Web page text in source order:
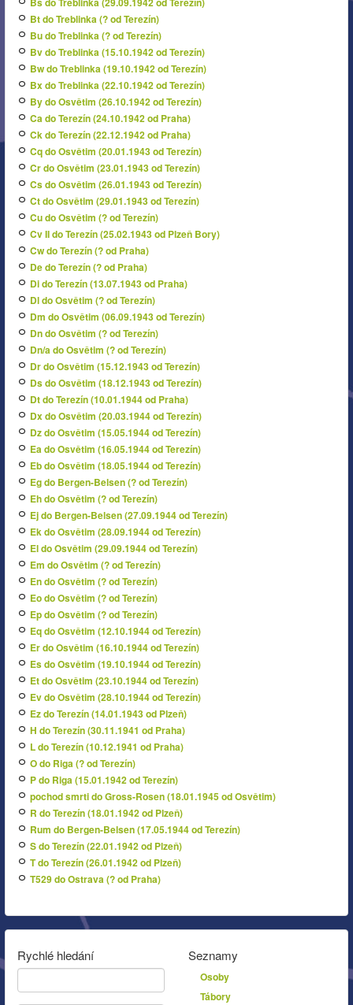
Bt do Treblinka (? od Terezín)
Bu do Treblinka (? od Terezín)
Bv do Treblinka (15.10.1942 od Terezín)
Bw do Treblinka (19.10.1942 od Terezín)
Bx do Treblinka (22.10.1942 od Terezín)
By do Osvětim (26.10.1942 od Terezín)
Ca do Terezín (24.10.1942 od Praha)
Ck do Terezín (22.12.1942 od Praha)
Cq do Osvětim (20.01.1943 od Terezín)
Cr do Osvětim (23.01.1943 od Terezín)
Cs do Osvětim (26.01.1943 od Terezín)
Ct do Osvětim (29.01.1943 od Terezín)
Cu do Osvětim (? od Terezín)
Cv II do Terezín (25.02.1943 od Plzeň Bory)
Cw do Terezín (? od Praha)
De do Terezín (? od Praha)
Di do Terezín (13.07.1943 od Praha)
Dl do Osvětim (? od Terezín)
Dm do Osvětim (06.09.1943 od Terezín)
Dn do Osvětim (? od Terezín)
Dn/a do Osvětim (? od Terezín)
Dr do Osvětim (15.12.1943 od Terezín)
Ds do Osvětim (18.12.1943 od Terezín)
Dt do Terezín (10.01.1944 od Praha)
Dx do Osvětim (20.03.1944 od Terezín)
Dz do Osvětim (15.05.1944 od Terezín)
Ea do Osvětim (16.05.1944 od Terezín)
Eb do Osvětim (18.05.1944 od Terezín)
Eg do Bergen-Belsen (? od Terezín)
Eh do Osvětim (? od Terezín)
Ej do Bergen-Belsen (27.09.1944 od Terezín)
Ek do Osvětim (28.09.1944 od Terezín)
El do Osvětim (29.09.1944 od Terezín)
Em do Osvětim (? od Terezín)
En do Osvětim (? od Terezín)
Eo do Osvětim (? od Terezín)
Ep do Osvětim (? od Terezín)
Eq do Osvětim (12.10.1944 od Terezín)
Er do Osvětim (16.10.1944 od Terezín)
Es do Osvětim (19.10.1944 od Terezín)
Et do Osvětim (23.10.1944 od Terezín)
Ev do Osvětim (28.10.1944 od Terezín)
Ez do Terezín (14.01.1943 od Plzeň)
H do Terezín (30.11.1941 od Praha)
L do Terezín (10.12.1941 od Praha)
O do Riga (? od Terezín)
P do Riga (15.01.1942 od Terezín)
pochod smrti do Gross-Rosen (18.01.1945 od Osvětim)
R do Terezín (18.01.1942 od Plzeň)
Rum do Bergen-Belsen (17.05.1944 od Terezín)
S do Terezín (22.01.1942 od Plzeň)
T do Terezín (26.01.1942 od Plzeň)
T529 do Ostrava (? od Praha)
Rychlé hledání Seznamy
Osoby
Tábory